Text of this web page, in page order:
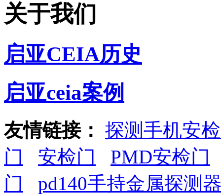
关于我们
启亚CEIA历史
启亚ceia案例
友情链接： 探测手机安
门
安检门
PMD安检门
门
pd140手持金属探测